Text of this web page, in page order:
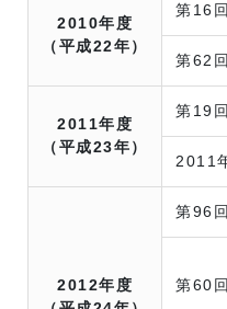
2010年度
（平成22年）
第16
第62
2011年度
（平成23年）
第19
2011
2012年度
第96
第60